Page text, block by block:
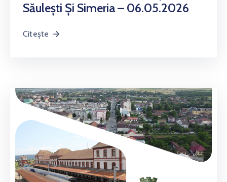
Săulești Și Simeria – 06.05.2026
Citește